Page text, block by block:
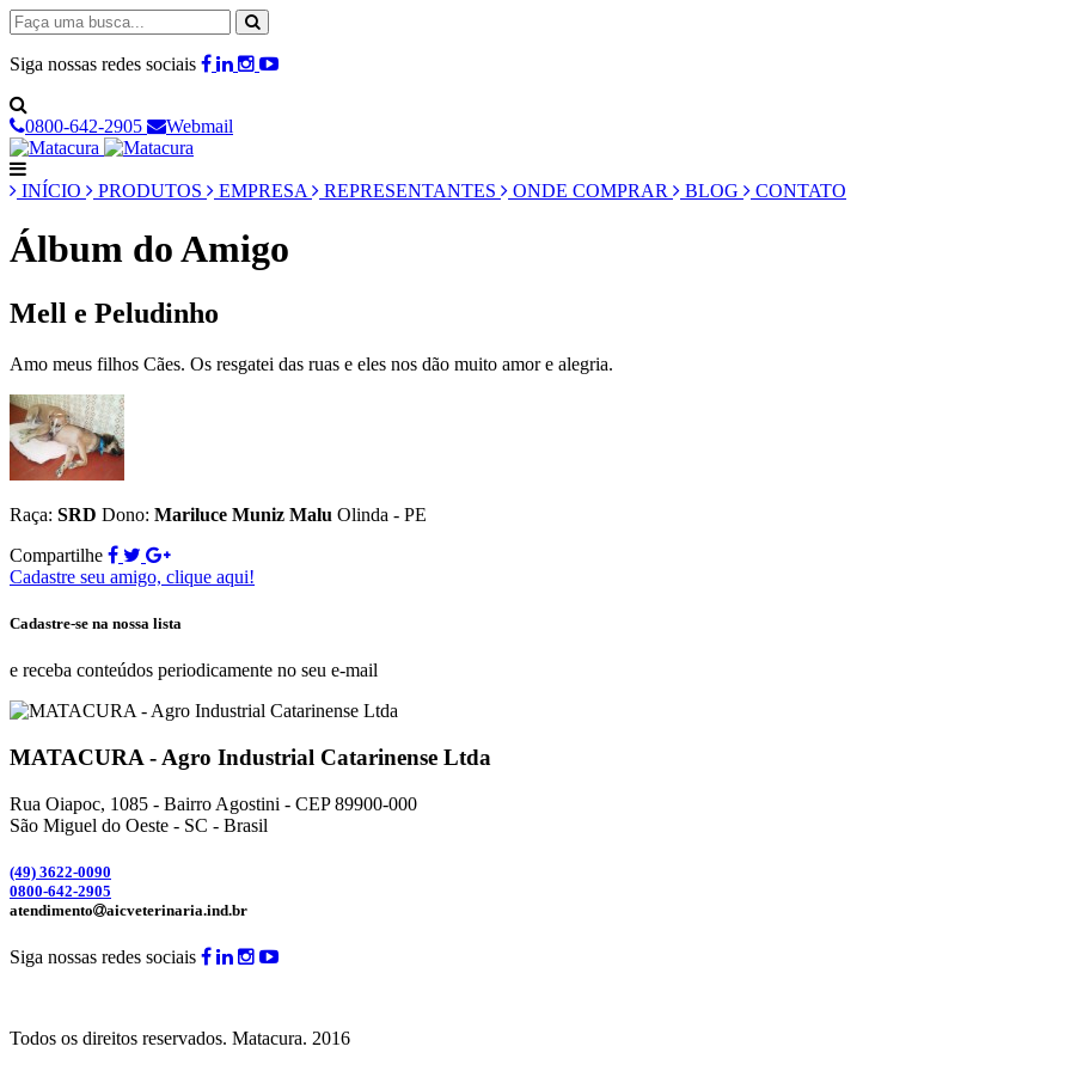
Siga nossas redes sociais
0800-642-2905 Webmail
INÍCIO PRODUTOS EMPRESA REPRESENTANTES ONDE COMPRAR BLOG CONTATO
Álbum do Amigo
Mell e Peludinho
Amo meus filhos Cães. Os resgatei das ruas e eles nos dão muito amor e alegria.
Raça: SRD Dono: Mariluce Muniz Malu Olinda - PE
Compartilhe
Cadastre seu amigo, clique aqui!
Cadastre-se na nossa lista
e receba conteúdos periodicamente no seu e-mail
MATACURA - Agro Industrial Catarinense Ltda
Rua Oiapoc, 1085 - Bairro Agostini - CEP 89900-000
São Miguel do Oeste - SC - Brasil
(49) 3622-0090
0800-642-2905
atendimento
aicveterinaria.ind.br
Siga nossas redes sociais
Todos os direitos reservados. Matacura. 2016